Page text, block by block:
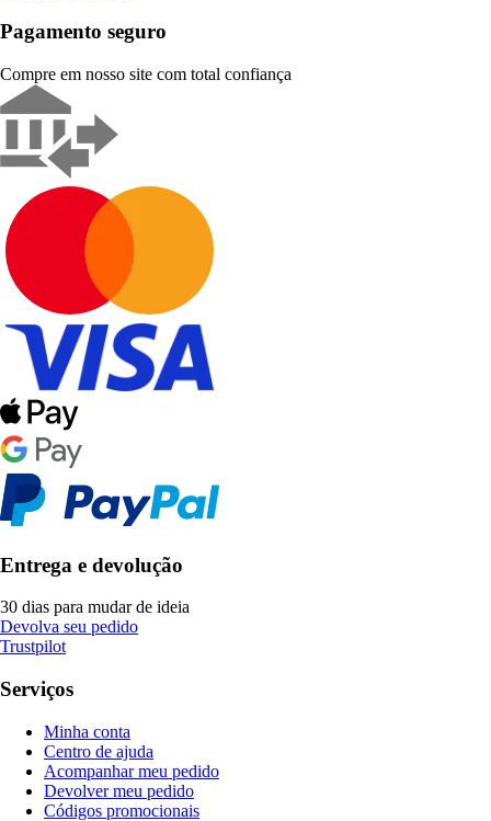
Pagamento seguro
Compre em nosso site com total confiança
Entrega e devolução
30 dias para mudar de ideia
Devolva seu pedido
Trustpilot
Serviços
Minha conta
Centro de ajuda
Acompanhar meu pedido
Devolver meu pedido
Códigos promocionais